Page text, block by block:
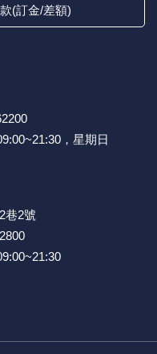
(訂金/差額)
，星期日
巷2號